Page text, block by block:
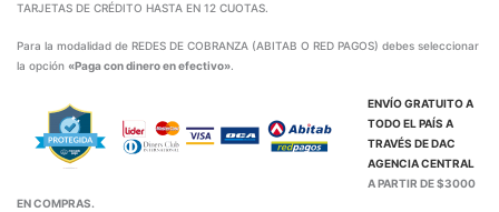
TARJETAS DE CRÉDITO HASTA EN 12 CUOTAS.
Para la modalidad de REDES DE COBRANZA (ABITAB O RED PAGOS) debes seleccionar
la opción «Paga con dinero en efectivo».
ENVÍO GRATUITO A
TODO EL PAÍS A
TRAVÉS DEDAC
AGENCIA CENTRAL
A PARTIR DE $3000
EN COMPRAS.